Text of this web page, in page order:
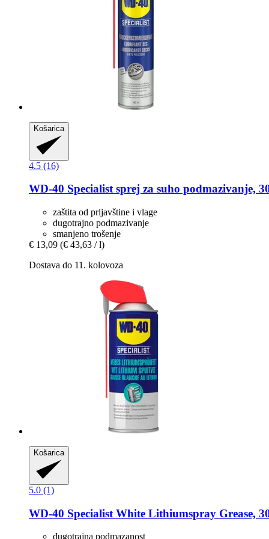
Košarica
4.5 (16)
WD-40 Specialist sprej za suho podmazivanje,
zaštita od prljavštine i vlage
dugotrajno podmazivanje
smanjeno trošenje
€ 13,09 (€ 43,63 / l)
Dostava do 11. kolovoza
Košarica
5.0 (1)
WD-40 Specialist White Lithiumspray Grease,
dugotrajna podmazanost